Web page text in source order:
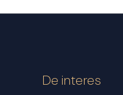
De interes